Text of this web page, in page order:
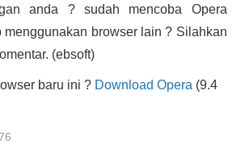
anda ? sudah mencoba Opera
menggunakan browser lain ? Silahkan
(ebsoft)
baru ini ? Download Opera (9.4